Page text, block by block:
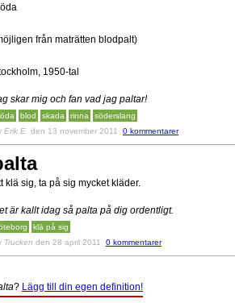
från maträtten blodpalt)
1950-tal
skar mig och fan vad jag paltar!
blod skada rinna
söderslang
Erik E. den 13 november 2011 0 kommentarer
klä sig, ta på sig mycket kläder.
är kallt idag så palta på dig ordentligt.
klä på sig
Trucken den 28 april 2011 0 kommentarer
? Lägg till din egen definition!